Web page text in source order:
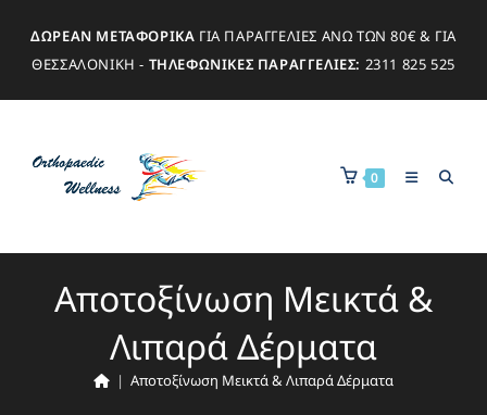
ΔΩΡΕΑΝ ΜΕΤΑΦΟΡΙΚΑ ΓΙΑ ΠΑΡΑΓΓΕΛΙΕΣ ΑΝΩ ΤΩΝ 80€ & ΓΙΑ
ΘΕΣΣΑΛΟΝΙΚΗ - ΤΗΛΕΦΩΝΙΚΕΣ ΠΑΡΑΓΓΕΛΙΕΣ: 2311 825 525
0
Αποτοξίνωση Μεικτά &
Λιπαρά Δέρματα
| Αποτοξίνωση Μεικτά & Λιπαρά Δέρματα